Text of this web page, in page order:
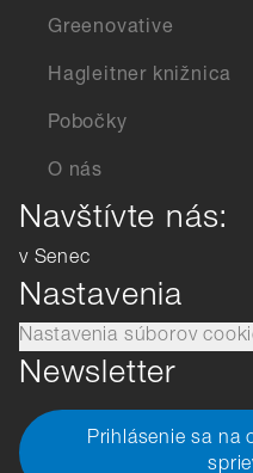
Greenovative
Hagleitner knižnica
Pobočky
O nás
Navštívte nás:
v Senec
Nastavenia
Nastavenia súborov
Newsletter
Prihlásenie sa na